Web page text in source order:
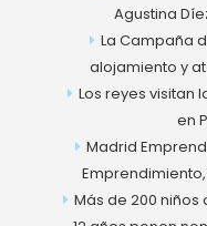
Agustina
La Campaña
alojamiento y
Los reyes visitan
en
Madrid
Más de 200